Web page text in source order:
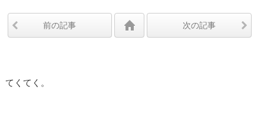
前の記事 次の記事
てくてく。